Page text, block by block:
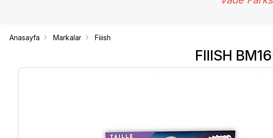
FIIISH
Anasayfa Markalar Fiiish